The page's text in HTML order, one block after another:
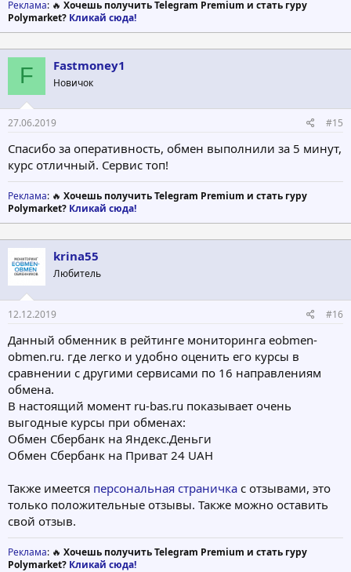
Реклама: 🔥 Хочешь получить Telegram Premium и стать гуру
Polymarket? Кликай сюда!
F Fastmoney1
Новичок
27.06.2019 #15
Спасибо за оперативность, обмен выполнили за 5 минут,
курс отличный. Сервис топ!
Реклама: 🔥 Хочешь получить Telegram Premium и стать гуру
Polymarket? Кликай сюда!
krina55
Любитель
12.12.2019 #16
Данный обменник в рейтинге мониторинга eobmen-
obmen.ru. где легко и удобно оценить его курсы в
сравнении с другими сервисами по 16 направлениям
обмена.
В настоящий момент ru-bas.ru показывает очень
выгодные курсы при обменах:
Обмен Сбербанк на Яндекс.Деньги
Обмен Сбербанк на Приват 24 UAH
Также имеется персональная страничка с отзывами, это
только положительные отзывы. Также можно оставить
свой отзыв.
Реклама: 🔥 Хочешь получить Telegram Premium и стать гуру
Polymarket? Кликай сюда!